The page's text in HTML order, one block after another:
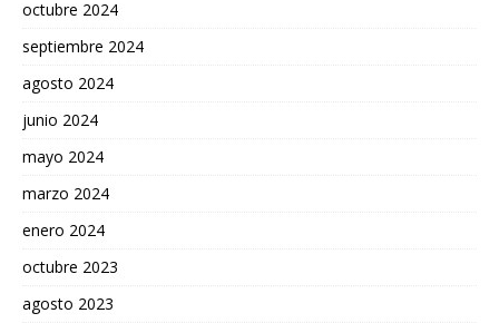
octubre 2024
septiembre 2024
agosto 2024
junio 2024
mayo 2024
marzo 2024
enero 2024
octubre 2023
agosto 2023